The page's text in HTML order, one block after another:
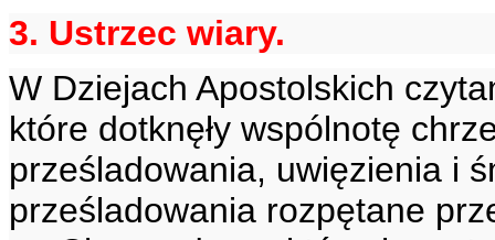
3. Ustrzec wiary.
W Dziejach Apostolskich
które dotknęły wspólnotę
prześladowania, uwięzienia i
prześladowania rozpętane